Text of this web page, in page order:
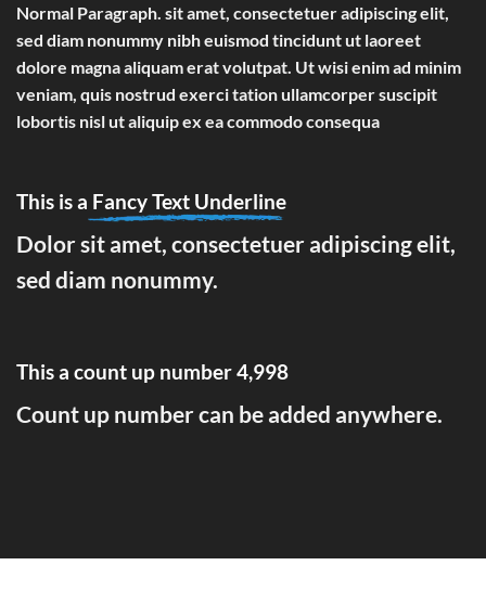
Normal Paragraph. sit amet, consectetuer adipiscing elit,
sed diam nonummy nibh euismod tincidunt ut laoreet
dolore magna aliquam erat volutpat. Ut wisi enim ad minim
veniam, quis nostrud exerci tation ullamcorper suscipit
lobortis nisl ut aliquip ex ea commodo consequa
This is a Fancy Text Underline
Dolor sit amet, consectetuer adipiscing elit,
sed diam nonummy.
This a count up number5,000
Count up number can be added anywhere.